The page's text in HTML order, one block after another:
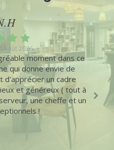
Août 2026
moment dans ce
qui donne envie de
un cadre
et généreux ( tout à
une cheffe et un
!